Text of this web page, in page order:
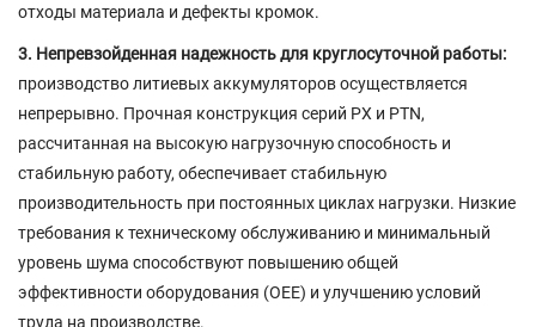
отходы материала и дефекты кромок.
3. Непревзойденная надежность для круглосуточной работы:
производство литиевых аккумуляторов осуществляется
непрерывно. Прочная конструкция серий PX и PTN,
рассчитанная на высокую нагрузочную способность и
стабильную работу, обеспечивает стабильную
производительность при постоянных циклах нагрузки. Низкие
требования к техническому обслуживанию и минимальный
уровень шума способствуют повышению общей
эффективности оборудования (OEE) и улучшению условий
труда на производстве.